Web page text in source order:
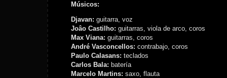
Músicos:
Djavan: guitarra, voz
Joâo Castilho: guitarras, viola de arco, coros
Max Viana: guitarras, coros
André Vasconcellos: contrabajo, coros
Paulo Calasans: teclados
Carlos Bala: batería
Marcelo Martins: saxo, flauta